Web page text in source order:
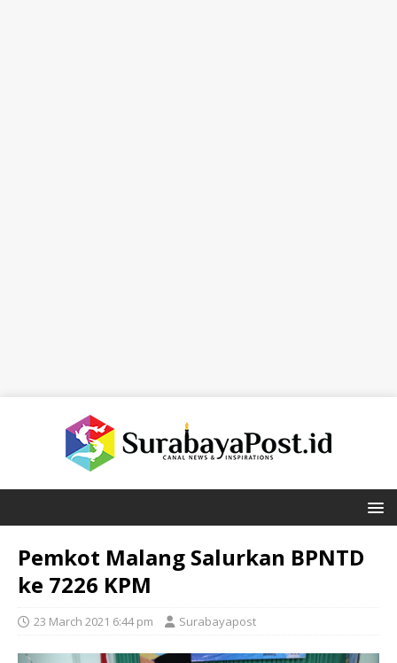
Pemkot Malang Salurkan BPNTD
ke 7226 KPM
23 March 2021 6:44 pm Surabayapost